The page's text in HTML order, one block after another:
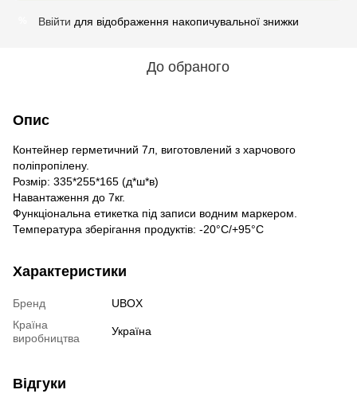
Ввійти для відображення накопичувальної знижки
До обраного
Опис
Контейнер герметичний 7л, виготовлений з харчового
поліпропілену.
Розмір: 335*255*165 (д*ш*в)
Навантаження до 7кг.
Функціональна етикетка під записи водним маркером.
Температура зберігання продуктів: -20°С/+95°С
Характеристики
Бренд
UBOX
Країна
виробництва
Україна
Відгуки